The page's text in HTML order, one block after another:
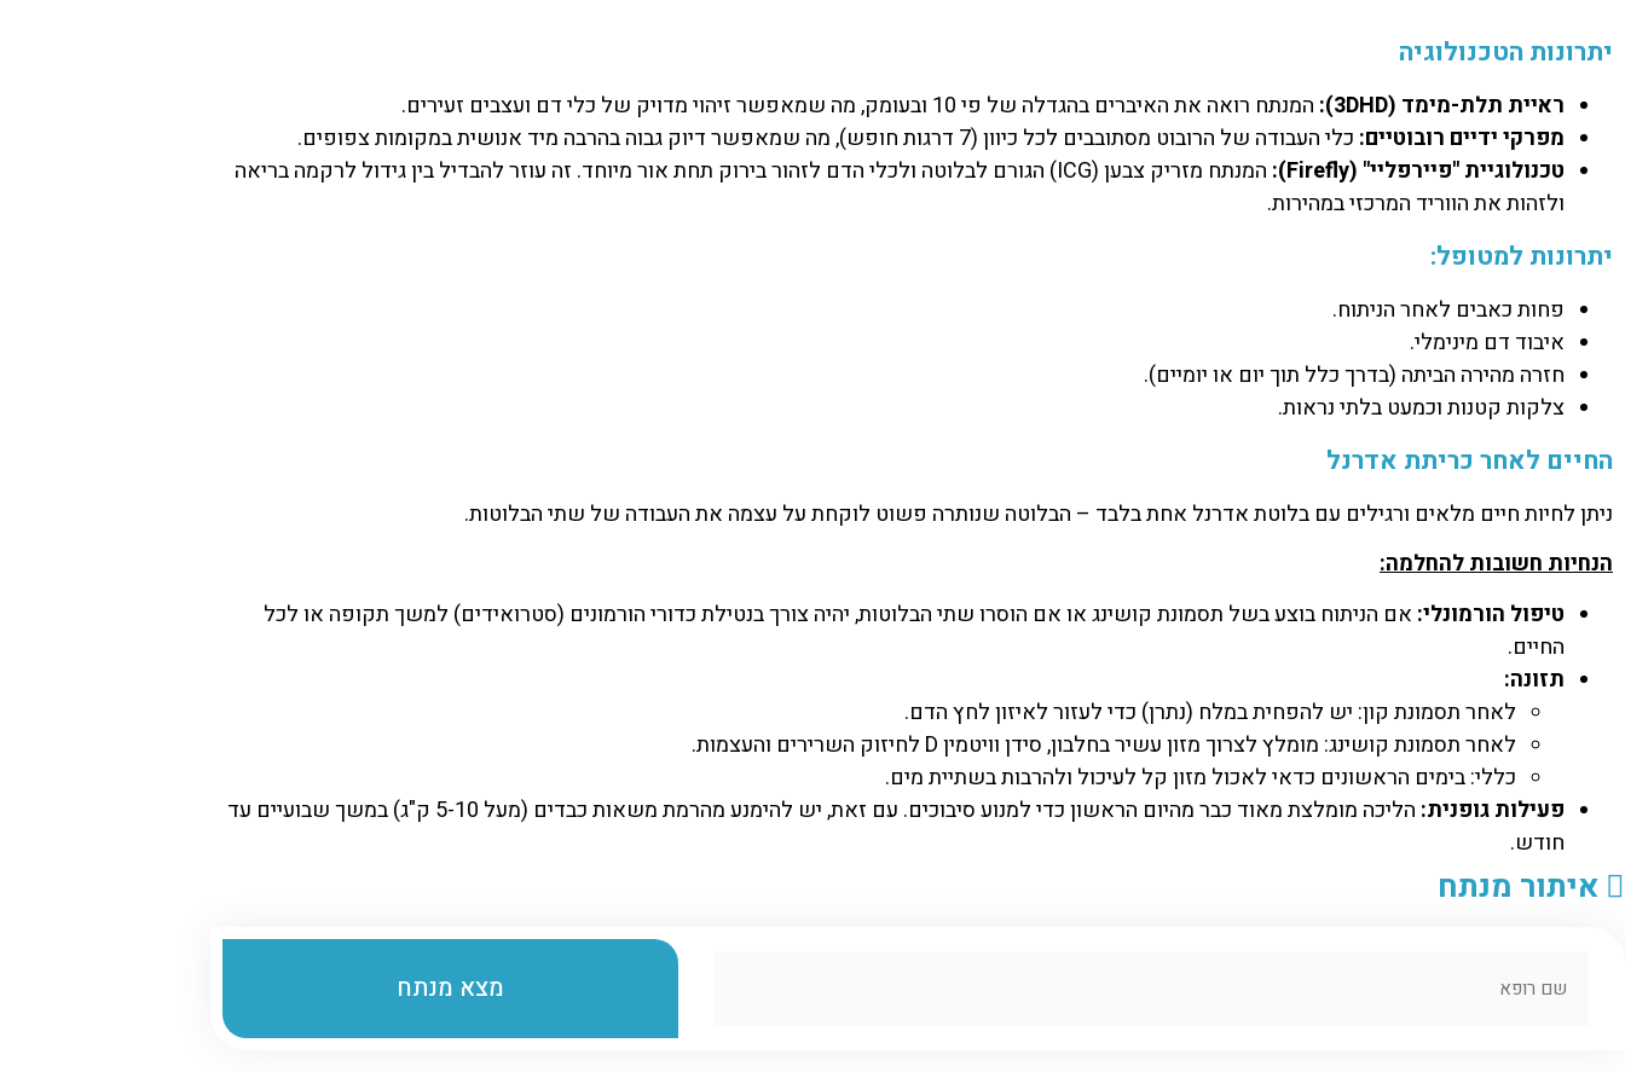
יתרונות הטכנולוגיה
ראיית תלת-מימד (3DHD):
המנתח רואה את האיברים בהגדלה של פי 10 ובעומק, מה שמאפשר זיהוי מדויק של כלי דם ועצבים זעירים.
מפרקי ידיים רובוטיים: כלי העבודה של הרובוט מסתובבים לכל כיוון (7 דרגות חופש), מה שמאפשר דיוק גבוה בהרבה מיד אנושית במקומות צפופים.
טכנולוגיית "פיירפליי" (Firefly):
המנתח מזריק צבען (ICG) הגורם לבלוטה ולכלי הדם לזהור בירוק תחת אור מיוחד. זה עוזר להבדיל בין גידול לרקמה בריאה
ולזהות את הווריד המרכזי במהירות.
יתרונות למטופל:
פחות כאבים לאחר הניתוח.
איבוד דם מינימלי.
חזרה מהירה הביתה (בדרך כלל תוך יום או יומיים).
צלקות קטנות וכמעט בלתי נראות.
החיים לאחר כריתת אדרנל
ניתן לחיות חיים מלאים ורגילים עם בלוטת אדרנל אחת בלבד – הבלוטה שנותרה פשוט לוקחת על עצמה את העבודה של שתי הבלוטות.
הנחיות חשובות להחלמה:
טיפול הורמונלי: אם הניתוח בוצע בשל תסמונת קושינג או אם הוסרו שתי הבלוטות, יהיה צורך בנטילת כדורי הורמונים (סטרואידים) למשך תקופה או לכל
החיים.
תזונה:
לאחר תסמונת קון: יש להפחית במלח (נתרן) כדי לעזור לאיזון לחץ הדם.
לאחר תסמונת קושינג: מומלץ לצרוך מזון עשיר בחלבון, סידן וויטמין D לחיזוק השרירים והעצמות.
כללי: בימים הראשונים כדאי לאכול מזון קל לעיכול ולהרבות בשתיית מים.
פעילות גופנית:
הליכה מומלצת מאוד כבר מהיום הראשון כדי למנוע סיבוכים. עם זאת, יש להימנע מהרמת משאות כבדים (מעל 5-10 ק"ג) במשך שבועיים עד
חודש.
איתור מנתח